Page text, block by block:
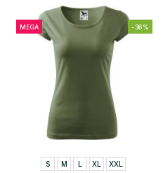
MEGA -36%
S M L XL XXL